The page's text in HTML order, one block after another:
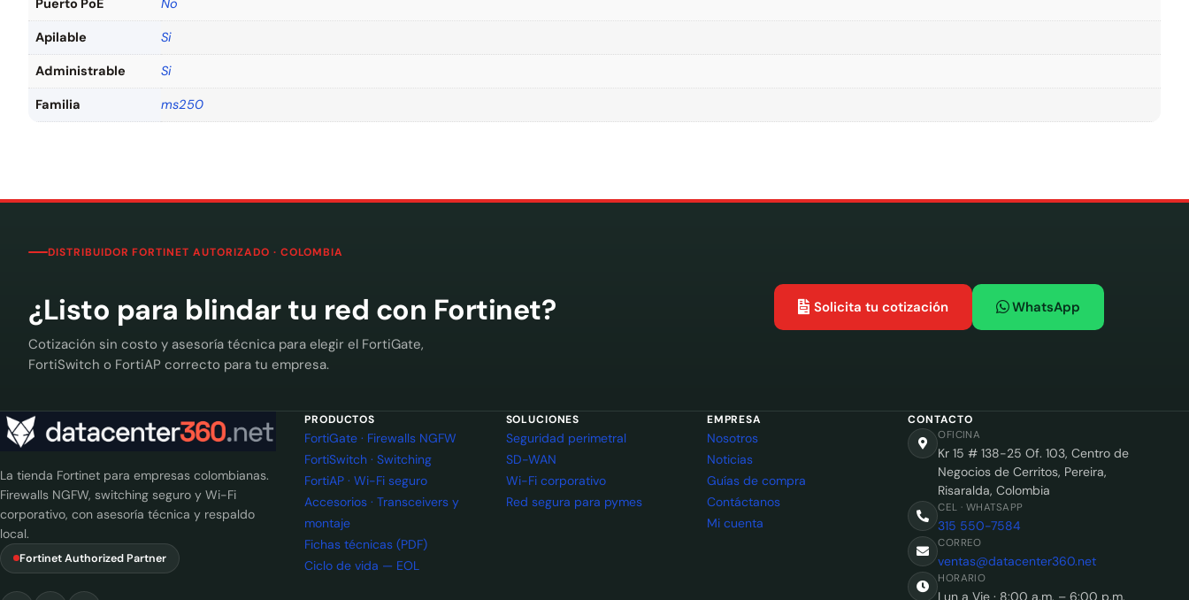
Puerto PoE No
Apilable Si
Administrable Si
Familia ms250
DISTRIBUIDOR FORTINET AUTORIZADO · COLOMBIA
¿Listo para blindar tu red con Fortinet?
Cotización sin costo y asesoría técnica para elegir el FortiGate,
FortiSwitch o FortiAP correcto para tu empresa.
Solicita tu cotización WhatsApp
La tienda Fortinet para empresas colombianas.
Firewalls NGFW, switching seguro y Wi-Fi
corporativo, con asesoría técnica y respaldo
local.
Fortinet Authorized Partner
PRODUCTOS
FortiGate · Firewalls NGFW
FortiSwitch · Switching
FortiAP · Wi-Fi seguro
Accesorios · Transceivers y
montaje
Fichas técnicas (PDF)
Ciclo de vida — EOL
SOLUCIONES
Seguridad perimetral
SD-WAN
Wi-Fi corporativo
Red segura para pymes
EMPRESA
Nosotros
Noticias
Guías de compra
Contáctanos
Mi cuenta
CONTACTO
OFICINA
Kr 15 # 138-25 Of. 103, Centro de
Negocios de Cerritos, Pereira,
Risaralda, Colombia
CEL · WHATSAPP
315 550-7584
CORREO
ventas@datacenter360.net
HORARIO
Lun a Vie · 8:00 a.m. – 6:00 p.m.